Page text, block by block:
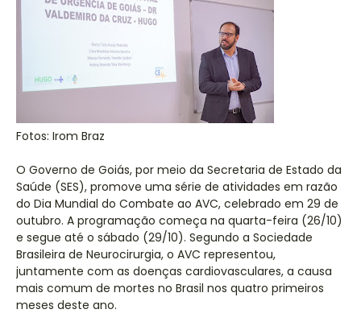
Fotos: Irom Braz
O Governo de Goiás, por meio da Secretaria de Estado da
Saúde (SES), promove uma série de atividades em razão
do Dia Mundial do Combate ao AVC, celebrado em 29 de
outubro. A programação começa na quarta-feira (26/10)
e segue até o sábado (29/10). Segundo a Sociedade
Brasileira de Neurocirurgia, o AVC representou,
juntamente com as doenças cardiovasculares, a causa
mais comum de mortes no Brasil nos quatro primeiros
meses deste ano.